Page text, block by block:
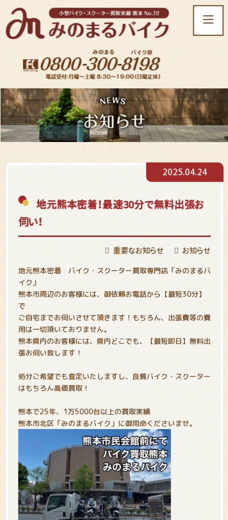
t
o
n
a
v
i
g
t
o
地元熊本密着！最速30分で無料出張お
伺い！
2025.04.24
お知らせ
重要なお知らせ
地元熊本密着 バイク・スクーター買取専門店「みのまるバ
イク」
熊本市周辺のお客様には、御依頼お電話から【最短30分】
で
ご自宅までお伺いさせて頂きます！もちろん、出張費等の費
用は一切頂いておりません。
熊本県内のお客様には、県内どこでも、【最短即日】無料出
張お伺い致します！
処分ご希望でも査定いたしますし、良質バイク・スクーター
はもちろん高価買取！
熊本で25年、1万5000台以上の買取実績
熊本市北区「みのまるバイク」に御用命くださいませ。